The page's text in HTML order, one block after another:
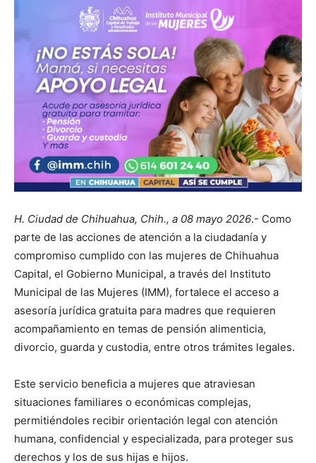
H. Ciudad de Chihuahua, Chih., a 08 mayo 2026.- Como
parte de las acciones de atención a la ciudadanía y
compromiso cumplido con las mujeres de Chihuahua
Capital, el Gobierno Municipal, a través del Instituto
Municipal de las Mujeres (IMM), fortalece el acceso a
asesoría jurídica gratuita para madres que requieren
acompañamiento en temas de pensión alimenticia,
divorcio, guarda y custodia, entre otros trámites legales.
Este servicio beneficia a mujeres que atraviesan
situaciones familiares o económicas complejas,
permitiéndoles recibir orientación legal con atención
humana, confidencial y especializada, para proteger sus
derechos y los de sus hijas e hijos.